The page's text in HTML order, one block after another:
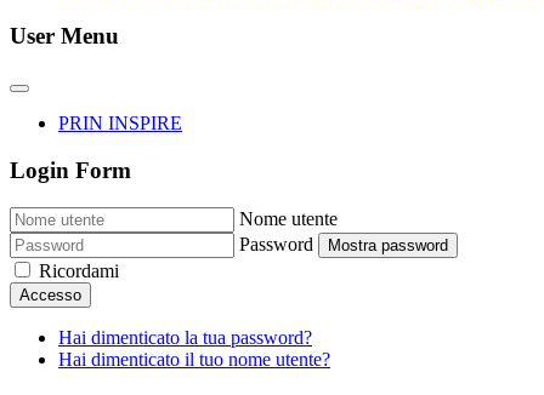
User Menu
PRIN INSPIRE
Login Form
Nome utente
Password
Mostra password
Ricordami
Accesso
Hai dimenticato la tua password?
Hai dimenticato il tuo nome utente?